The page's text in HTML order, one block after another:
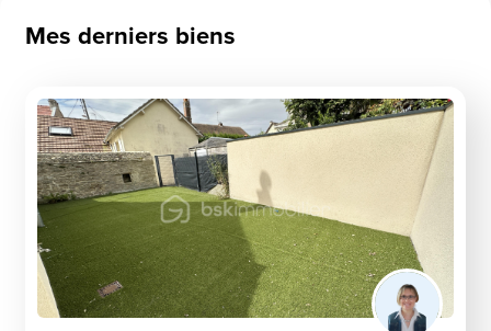
Mes derniers biens